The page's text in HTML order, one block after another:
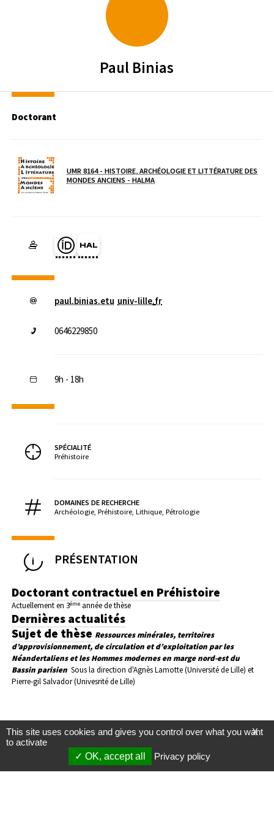
Paul Binias
Doctorant
Laboratoire / équipe
UMR 8164 - HISTOIRE, ARCHÉOLOGIE ET LITTÉRATURE DES
MONDES ANCIENS - HALMA( NOUVELLE FENÊTRE)
Page Orcid du membre (Ouverture dans une nouvelle fenêtre)
HAL binias-paul (Ouverture dans une nouvelle fenêtre)
paul.binias.etu univ-lille.fr
0646229850
9h - 18h
SPÉCIALITÉ
Préhistoire
DOMAINES DE RECHERCHE
Archéologie, Préhistoire, Lithique, Pétrologie
PRÉSENTATION
Doctorant contractuel en Préhistoire
Actuellement en 3éme année de thèse
Dernières actualités
Sujet de thèse Ressources minérales, territoires
d’approvisionnement, de circulation et d’exploitation par les
Néandertaliens et les Hommes modernes en marge nord-est du
Bassin parisien Sous la direction d'Agnès Lamotte (Université de Lille) et
Pierre-gil Salvador (Univesrité de Lille)
X
This site uses cookies and gives you control over what you want
to activate
OK, accept all
Privacy policy